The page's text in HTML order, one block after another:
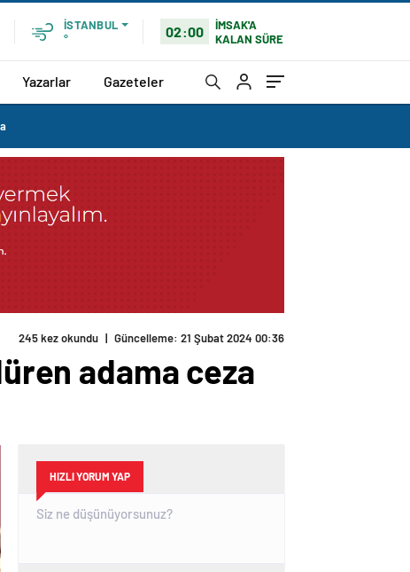
İSTANBUL
°
02:00
İMSAK'A
KALAN SÜRE
Yazarlar Gazeteler
adama ceza
HIZLI YORUM YAP